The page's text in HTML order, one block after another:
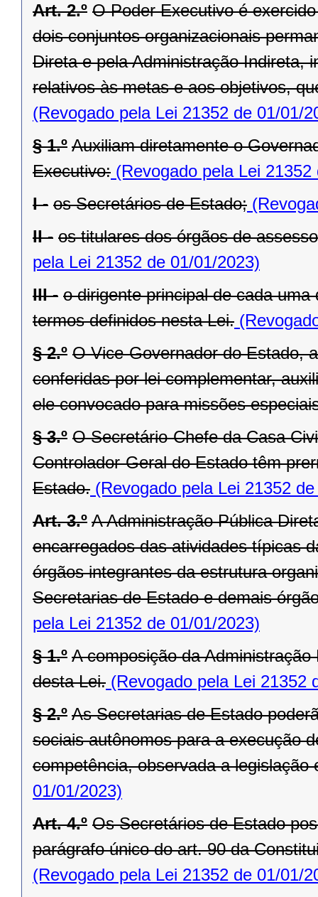
Art. 2.º O Poder Executivo é
dois conjuntos organizacionais
Direta e pela Administração Indireta,
relativos às metas e aos objetivos,
(Revogado pela Lei 21352 de 01/01/
§ 1.º Auxiliam diretamente o
Executivo: (Revogado pela Lei
I - os Secretários de Estado;
II - os titulares dos órgãos de
pela Lei 21352 de 01/01/2023)
III - o dirigente principal de cada
termos definidos nesta Lei.
§ 2.º O Vice-Governador do Estado,
conferidas por lei complementar,
ele convocado para missões
§ 3.º O Secretário-Chefe da Casa
Controlador-Geral do Estado têm
Estado. (Revogado pela Lei 21352
Art. 3.º A Administração Pública
encarregados das atividades típicas
órgãos integrantes da estrutura
Secretarias de Estado e demais
pela Lei 21352 de 01/01/2023)
§ 1.º A composição da
desta Lei. (Revogado pela Lei 21352
§ 2.º As Secretarias de Estado
sociais autônomos para a execução
competência, observada a legislação
01/01/2023)
Art. 4.º Os Secretários de Estado
parágrafo único do art. 90 da
(Revogado pela Lei 21352 de 01/01/